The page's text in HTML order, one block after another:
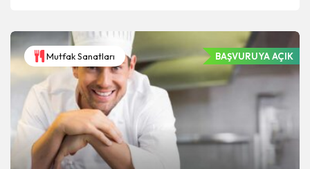
Mutfak Sanatları BAŞVURUYA AÇIK